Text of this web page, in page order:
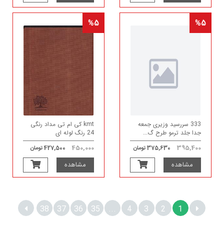
%5
333 سررسید وزیری جمعه
جدا جلد ترمو طرح گ...
395,400 375,630 تومان
مشاهده
%5
kmt کی ام تی مداد رنگی
24 رنگ لوله ای
450,000 427,500 تومان
مشاهده
1
2
3
4
...
35
36
37
38